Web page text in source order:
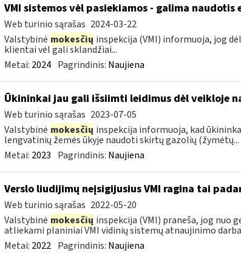
VMI sistemos vėl pasiekiamos - galima naudotis
Web turinio sąrašas 2024-03-22
Valstybinė mokesčių inspekcija (VMI) informuoja, jog
klientai vėl gali sklandžiai...
Metai: 2024 Pagrindinis: Naujiena
Ūkininkai jau gali išsiimti leidimus dėl veikloje
Web turinio sąrašas 2023-07-05
Valstybinė mokesčių inspekcija informuoja, kad
lengvatinių žemės ūkyje naudoti skirtų gazolių (žymėtų...
Metai: 2023 Pagrindinis: Naujiena
Verslo liudijimų neįsigijusius VMI ragina tai
Web turinio sąrašas 2022-05-20
Valstybinė mokesčių inspekcija (VMI) praneša, jog nuo
atliekami planiniai VMI vidinių sistemų atnaujinimo
Metai: 2022 Pagrindinis: Naujiena